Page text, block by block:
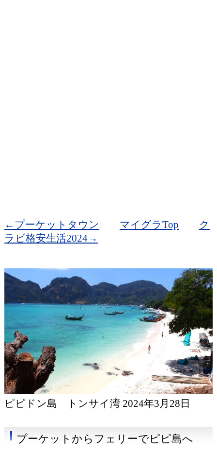
←プーケットタウン マイグラTop
ク
ラビ格安生活2024→
ピピドン島 トンサイ湾 2024年3月28日
プーケットからフェリーでピピ島へ